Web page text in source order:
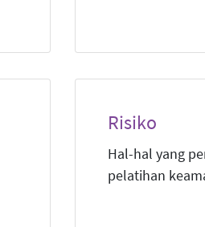
Risiko
Hal-hal yang
pelatihan